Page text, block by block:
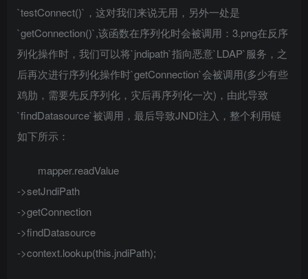
`testConnect()`，这对我们来说无用，另外一处是
`getConnection()`,该函数在序列化时会被调用：3.png在反序
列化操作时，我们可以将`jndipath`指向恶意`LDAP`服务，之
后再次进行序列化操作时`getConnection`会被调用(多少有些
鸡肋，需要先反序列化，灾后再序列化一次)，由此导致
`findDatasource`被调用，最后导致JNDI注入，整个利用链
如下所示：
mapper.readValue
->setJndiPath
->getConnection
->findDatasource
->context.lookup(this.jndiPath);